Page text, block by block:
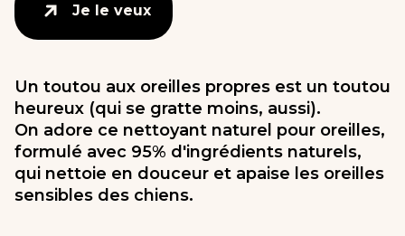
Je le veux
Je le veux
Un toutou aux oreilles propres est un toutou
heureux (qui se gratte moins, aussi).
On adore ce nettoyant naturel pour oreilles,
formulé avec 95% d'ingrédients naturels,
qui nettoie en douceur et apaise les oreilles
sensibles des chiens.